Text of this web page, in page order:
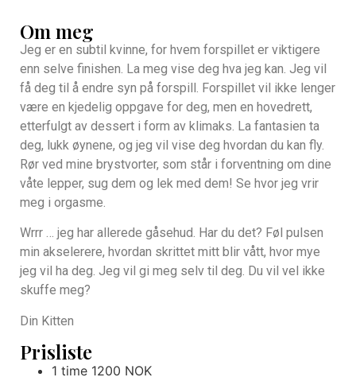
Om meg
Jeg er en subtil kvinne, for hvem forspillet er viktigere
enn selve finishen. La meg vise deg hva jeg kan. Jeg vil
få deg til å endre syn på forspill. Forspillet vil ikke lenger
være en kjedelig oppgave for deg, men en hovedrett,
etterfulgt av dessert i form av klimaks. La fantasien ta
deg, lukk øynene, og jeg vil vise deg hvordan du kan fly.
Rør ved mine brystvorter, som står i forventning om dine
våte lepper, sug dem og lek med dem! Se hvor jeg vrir
meg i orgasme.
Wrrr … jeg har allerede gåsehud. Har du det? Føl pulsen
min akselerere, hvordan skrittet mitt blir vått, hvor mye
jeg vil ha deg. Jeg vil gi meg selv til deg. Du vil vel ikke
skuffe meg?
Din Kitten
Prisliste
1 time 1200 NOK